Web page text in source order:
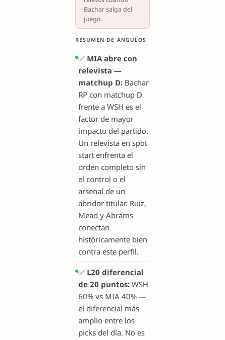
Bachar salga del
juego.
RESUMEN DE ÁNGULOS
✅ MIA abre con
relevista —
matchup D: Bachar
RP con matchup D
frente a WSH es el
factor de mayor
impacto del partido.
Un relevista en spot
start enfrenta el
orden completo sin
el control o el
arsenal de un
abridor titular. Ruiz,
Mead y Abrams
conectan
históricamente bien
contra este perfil.
✅ L20 diferencial
de 20 puntos: WSH
60% vs MIA 40% —
el diferencial más
amplio entre los
picks del día. No es